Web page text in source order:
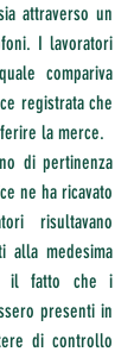
attraverso un
I lavoratori
compariva
registrata che
la merce.
di pertinenza
ne ha ricavato
risultavano
alla medesima
il fatto che i
presenti in
di controllo